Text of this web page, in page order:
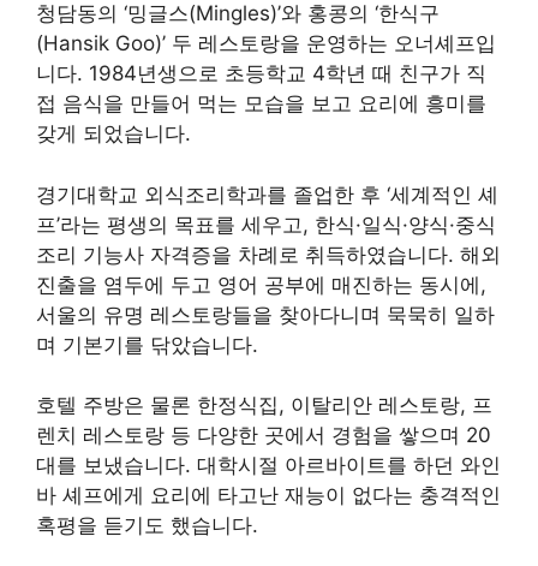
청담동의 ‘밍글스(Mingles)’와 홍콩의 ‘한식구
(Hansik Goo)’ 두 레스토랑을 운영하는 오너셰프입
니다. 1984년생으로 초등학교 4학년 때 친구가 직
접 음식을 만들어 먹는 모습을 보고 요리에 흥미를
갖게 되었습니다.
경기대학교 외식조리학과를 졸업한 후 ‘세계적인 셰
프’라는 평생의 목표를 세우고, 한식·일식·양식·중식
조리 기능사 자격증을 차례로 취득하였습니다. 해외
진출을 염두에 두고 영어 공부에 매진하는 동시에,
서울의 유명 레스토랑들을 찾아다니며 묵묵히 일하
며 기본기를 닦았습니다.
호텔 주방은 물론 한정식집, 이탈리안 레스토랑, 프
렌치 레스토랑 등 다양한 곳에서 경험을 쌓으며 20
대를 보냈습니다. 대학시절 아르바이트를 하던 와인
바 셰프에게 요리에 타고난 재능이 없다는 충격적인
혹평을 듣기도 했습니다.